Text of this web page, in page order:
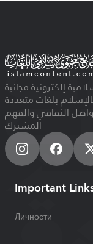
إلكترونية مجانية
بلغات متعددة
الثقافي والفهم
المشترك
Important
Личности